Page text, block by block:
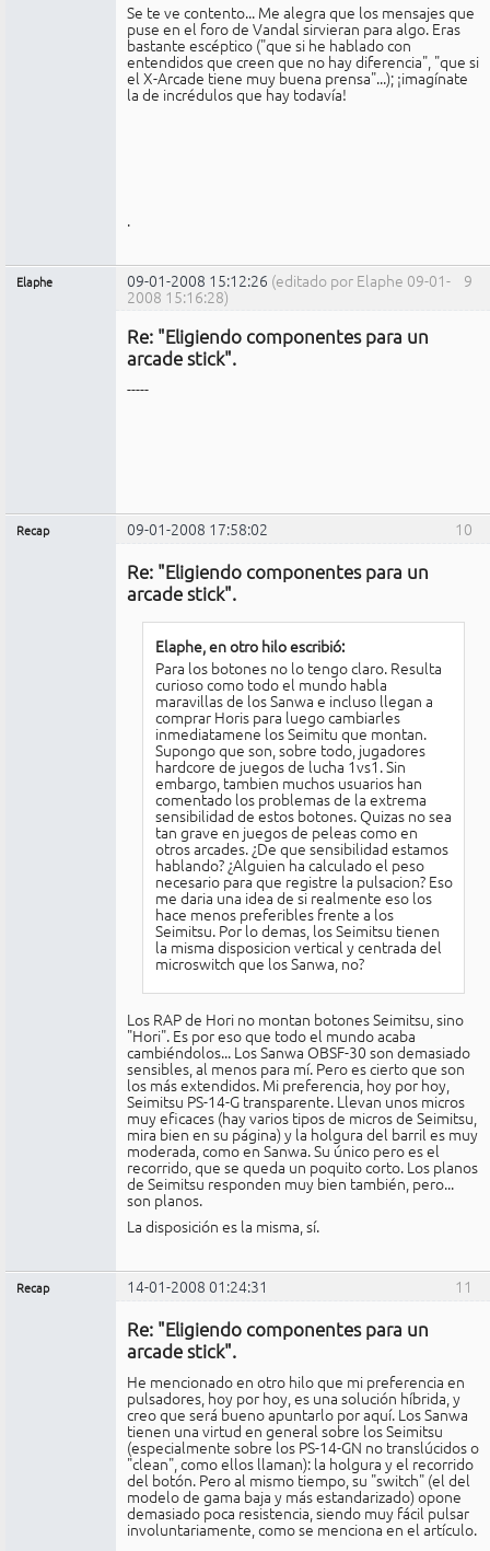
Se te ve contento... Me alegra que los mensajes que
puse en el foro de Vandal sirvieran para algo. Eras
bastante escéptico ("que si he hablado con
entendidos que creen que no hay diferencia", "que si
el X-Arcade tiene muy buena prensa"...); ¡imagínate
la de incrédulos que hay todavía!
.
9
Elaphe 09-01-2008 15:12:26 (editado por Elaphe 09-01-
2008 15:16:28)
Re: "Eligiendo componentes para un
arcade stick".
-----
10
Recap 09-01-2008 17:58:02
Re: "Eligiendo componentes para un
arcade stick".
Elaphe, en otro hilo escribió:
Para los botones no lo tengo claro. Resulta
curioso como todo el mundo habla
maravillas de los Sanwa e incluso llegan a
comprar Horis para luego cambiarles
inmediatamene los Seimitu que montan.
Supongo que son, sobre todo, jugadores
hardcore de juegos de lucha 1vs1. Sin
embargo, tambien muchos usuarios han
comentado los problemas de la extrema
sensibilidad de estos botones. Quizas no sea
tan grave en juegos de peleas como en
otros arcades. ¿De que sensibilidad estamos
hablando? ¿Alguien ha calculado el peso
necesario para que registre la pulsacion? Eso
me daria una idea de si realmente eso los
hace menos preferibles frente a los
Seimitsu. Por lo demas, los Seimitsu tienen
la misma disposicion vertical y centrada del
microswitch que los Sanwa, no?
Los RAP de Hori no montan botones Seimitsu, sino
"Hori". Es por eso que todo el mundo acaba
cambiéndolos... Los Sanwa OBSF-30 son demasiado
sensibles, al menos para mí. Pero es cierto que son
los más extendidos. Mi preferencia, hoy por hoy,
Seimitsu PS-14-G transparente. Llevan unos micros
muy eficaces (hay varios tipos de micros de Seimitsu,
mira bien en su página) y la holgura del barril es muy
moderada, como en Sanwa. Su único pero es el
recorrido, que se queda un poquito corto. Los planos
de Seimitsu responden muy bien también, pero...
son planos.
La disposición es la misma, sí.
11
Recap 14-01-2008 01:24:31
Re: "Eligiendo componentes para un
arcade stick".
He mencionado en otro hilo que mi preferencia en
pulsadores, hoy por hoy, es una solución híbrida, y
creo que será bueno apuntarlo por aquí. Los Sanwa
tienen una virtud en general sobre los Seimitsu
(especialmente sobre los PS-14-GN no translúcidos o
"clean", como ellos llaman): la holgura y el recorrido
del botón. Pero al mismo tiempo, su "switch" (el del
modelo de gama baja y más estandarizado) opone
demasiado poca resistencia, siendo muy fácil pulsar
involuntariamente, como se menciona en el artículo.